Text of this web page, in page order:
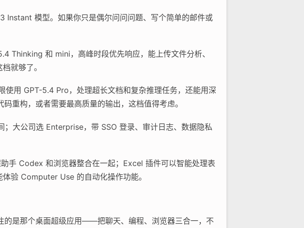
模型。如果你只是偶尔问问问题、写个简单的邮件或
Thinking 和 mini，高峰时段优先响应，能上传文件分析、
就够了。
用 GPT-5.4 Pro，处理超长文档和复杂推理任务，还能用深
重构，或者需要最高质量的输出，这档值得考虑。
大公司选 Enterprise，带 SSO 登录、审计日志、数据隐私
手 Codex 和浏览器整合在一起；Excel 插件可以智能处理表
验 Computer Use 的自动化操作功能。
的是那个桌面超级应用——把聊天、编程、浏览器三合一，不